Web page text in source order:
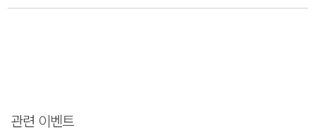
관련 이벤트